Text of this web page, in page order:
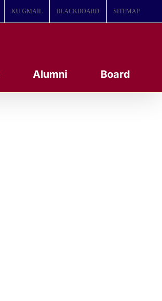
KU GMAIL BLACKBOARD SITEMAP
Alumni Board